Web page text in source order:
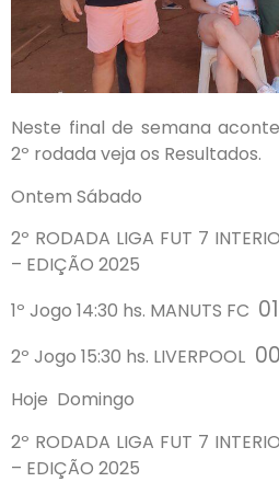
Neste final de semana
2º rodada veja os Resultados.
Ontem Sábado
2º RODADA LIGA FUT 7
– EDIÇÃO 2025
1º Jogo 14:30 hs. MANUTS FC 01
2º Jogo 15:30 hs. LIVERPOOL 00
Hoje Domingo
2º RODADA LIGA FUT 7
– EDIÇÃO 2025